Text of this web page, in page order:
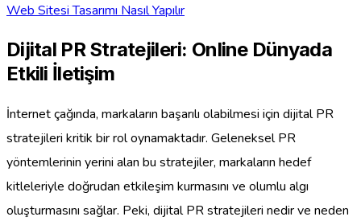
Web Sitesi Tasarımı Nasıl Yapılır
Dijital PR Stratejileri: Online Dünyada
Etkili İletişim
İnternet çağında, markaların başarılı olabilmesi için dijital PR
stratejileri kritik bir rol oynamaktadır. Geleneksel PR
yöntemlerinin yerini alan bu stratejiler, markaların hedef
kitleleriyle doğrudan etkileşim kurmasını ve olumlu algı
oluşturmasını sağlar. Peki, dijital PR stratejileri nedir ve neden